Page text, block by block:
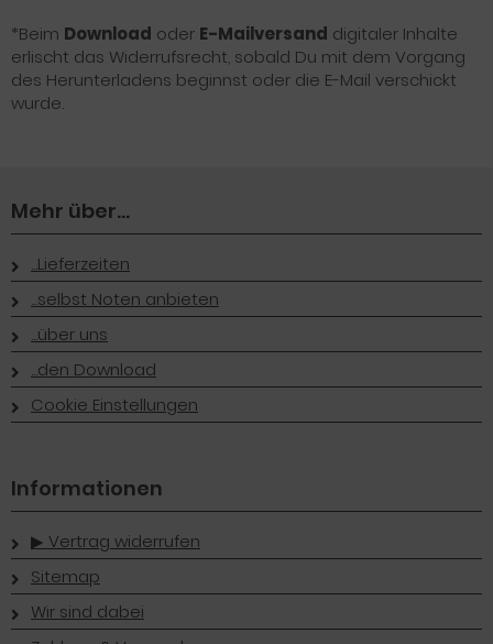
*Beim Download oder E-Mailversand digitaler Inhalte
erlischt das Widerrufsrecht, sobald Du mit dem Vorgang
des Herunterladens beginnst oder die E-Mail verschickt
wurde.
Mehr über...
...Lieferzeiten
...selbst Noten anbieten
...über uns
...den Download
Cookie Einstellungen
Informationen
▶︎ Vertrag widerrufen
Sitemap
Wir sind dabei